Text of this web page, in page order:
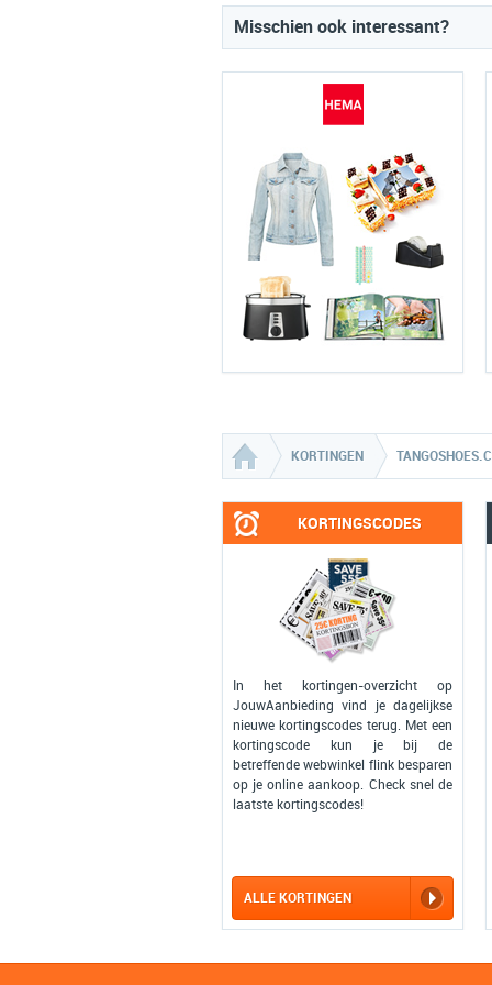
Misschien ook interessant?
KORTINGEN
KORTINGSCODES
In het kortingen-overzicht op
JouwAanbieding vind je dagelijkse
nieuwe kortingscodes terug. Met een
kortingscode kun je bij de
betreffende webwinkel flink besparen
op je online aankoop. Check snel de
laatste kortingscodes!
ALLE KORTINGEN